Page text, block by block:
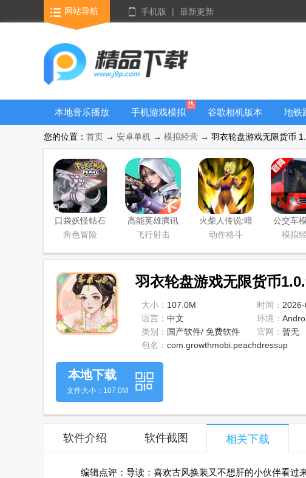
网站导航 手机版 | 最新更新
本地音乐播放
手机游戏模拟
器安卓版合集
谷歌相机版本
大全
地铁
您的位置： 首页 → 安卓单机 → 模拟经营 → 羽衣轮盘游戏无限货币
口袋妖怪钻石
游戏移植版
角色冒险
高能英雄腾讯
版
飞行射击
火柴人传说:暗
影战争手游版
动作格斗
公交车
官方版
模拟
羽衣轮盘游戏无限货币
大小： 107.0M 时间：
语言： 中文 环境：
类别： 国产软件/ 免费软件 官网： 暂无
包名： com.growthmobi.peachdressup
本地下载
文件大小：107.0M
软件介绍 软件截图 相关下载
编辑点评：导读：喜欢古风换装又不想肝的小伙伴看过